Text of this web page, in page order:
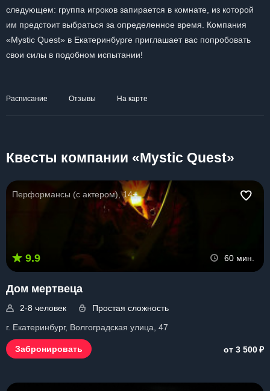
следующем: группа игроков запирается в комнате, из которой
им предстоит выбраться за определенное время. Компания
«Mystic Quest» в Екатеринбурге приглашает вас попробовать
свои силы в подобном испытании!
Расписание Отзывы На карте
Квесты компании «Mystic Quest»
Перформансы (с актером), 14+
9.9 60 мин.
Дом мертвеца
2-8 человек
Простая сложность
г. Екатеринбург, Волгоградская улица, 47
Забронировать от 3 500₽